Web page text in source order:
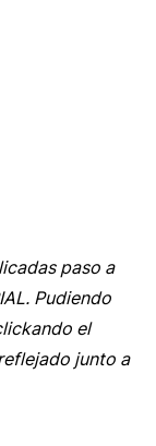
paso a
Pudiendo
el
junto a